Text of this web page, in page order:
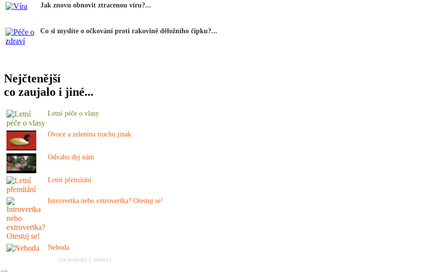
Jak znovu obnovit ztracenou víru?...
Co si myslíte o očkování proti rakovině děložního čípku?...
Nejčtenější
co zaujalo i jiné...
Letní péče o vlasy
Ovoce a zelenina trochu jinak
Odvahu dej nám
Letní přemítání
Introvertka nebo extrovertka? Otestuj se!
Nehoda
(za poslední 2 měsíce)